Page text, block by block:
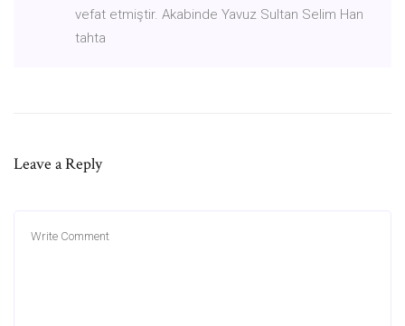
vefat etmiştir. Akabinde Yavuz Sultan Selim Han
tahta
Leave a Reply